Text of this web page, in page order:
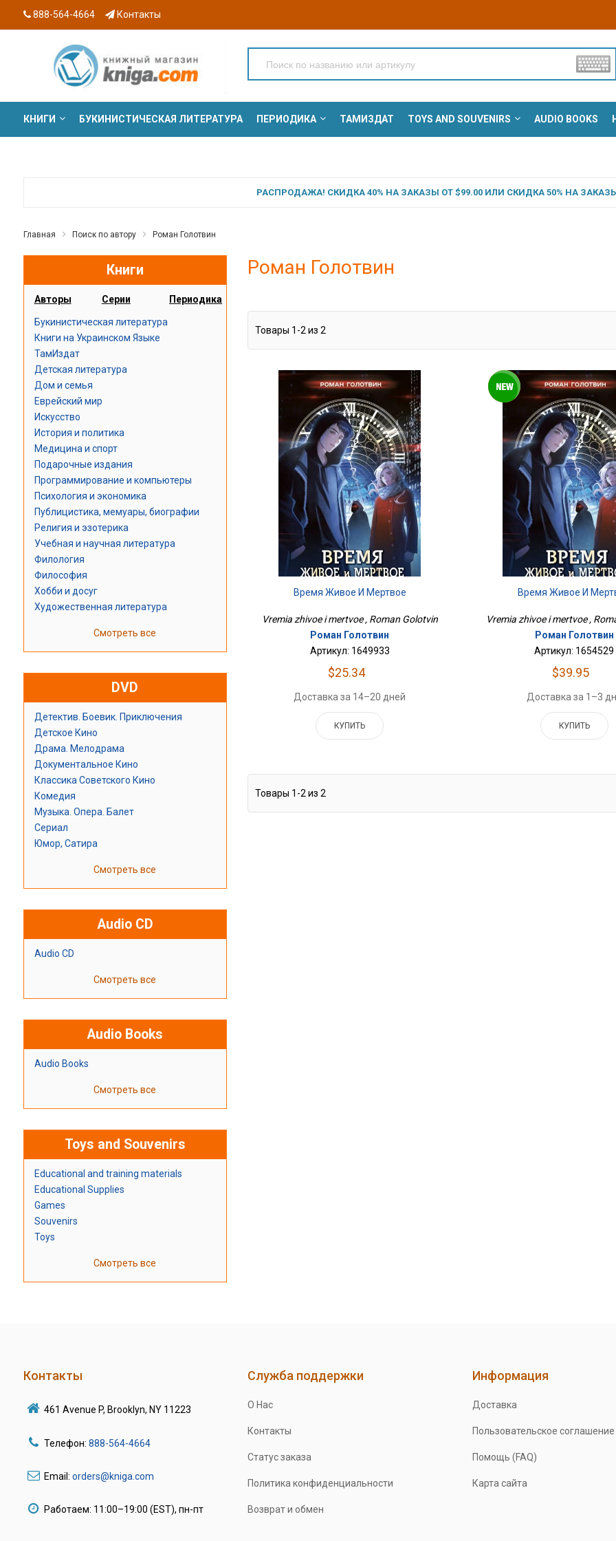
888-564-4664 Контакты
КНИГИ БУКИНИСТИЧЕСКАЯ ЛИТЕРАТУРА ПЕРИОДИКА ТАМИЗДАТ TOYS AND SOUVENIRS AUDIO BOOKS
РАСПРОДАЖА! СКИДКА 40% НА ЗАКАЗЫ ОТ $99.00 ИЛИ СКИДКА 50% НА ЗАКАЗЫ
Главная Поиск по автору Роман Голотвин
Книги
Авторы Серии Периодика
Букинистическая литература
Книги на Украинском Языке
ТамИздат
Детская литература
Дом и семья
Еврейский мир
Искусство
История и политика
Медицина и спорт
Подарочные издания
Программирование и компьютеры
Психология и экономика
Публицистика, мемуары, биографии
Религия и эзотерика
Учебная и научная литература
Филология
Философия
Хобби и досуг
Художественная литература
Смотреть все
DVD
Детектив. Боевик. Приключения
Детское Кино
Драма. Мелодрама
Документальное Кино
Классика Советского Кино
Комедия
Музыка. Опера. Балет
Сериал
Юмор, Сатира
Смотреть все
Audio CD
Audio CD
Смотреть все
Audio Books
Audio Books
Смотреть все
Toys and Souvenirs
Educational and training materials
Educational Supplies
Games
Souvenirs
Toys
Смотреть все
Роман Голотвин
Товары 1 -2 из2
Время Живое И Мертвое
Vremia zhivoe i mertvoe , Roman Golotvin
Роман Голотвин
Артикул: 1649933
$25.34
Доставка за 14–20 дней
КУПИТЬ
Время Живое И
Vremia zhivoe i mertvoe ,
Роман Голотвин
Артикул: 1654529
$39.95
Доставка за 1–3
КУПИТЬ
Товары 1 -2 из2
Контакты
461 Avenue P, Brooklyn, NY 11223
Телефон: 888-564-4664
Email: orders@kniga.com
Работаем: 11:00–19:00 (EST), пн-пт
Служба поддержки
О Нас
Контакты
Статус заказа
Политика конфиденциальности
Возврат и обмен
Информация
Доставка
Пользовательское соглашение
Помощь (FAQ)
Карта сайта